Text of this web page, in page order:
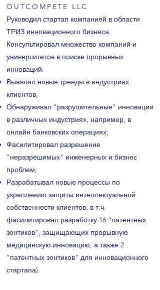
OUTCOMPETE LLC
Руководил стартап компанией в области
ТРИЗ инновационного бизнеса.
Консультировал множество компаний и
университетов в поиске прорывных
инноваций:
Выявлял новые тренды в индустриях
клиентов;
Обнаруживал "разрушительные" инновации
в различных индустриях, например, в
онлайн банковских операциях;
Фасилитировал разрешение
"неразрешимых" инженерных и бизнес
проблем;
Разрабатывал новые процессы по
укреплению защиты интеллектуальной
собственности клиентов, в т.ч.
фасилитировал разработку 16 "патентных
зонтиков", защищающих прорывную
медицинскую инновацию, а также 2
"патентных зонтиков" для инновационного
стартапа).